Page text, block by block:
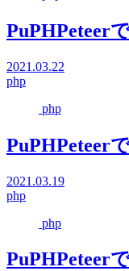
PuPHPeteer
2021.03.22
php
php
PuPHPeteer
2021.03.19
php
php
PuPHPeteer